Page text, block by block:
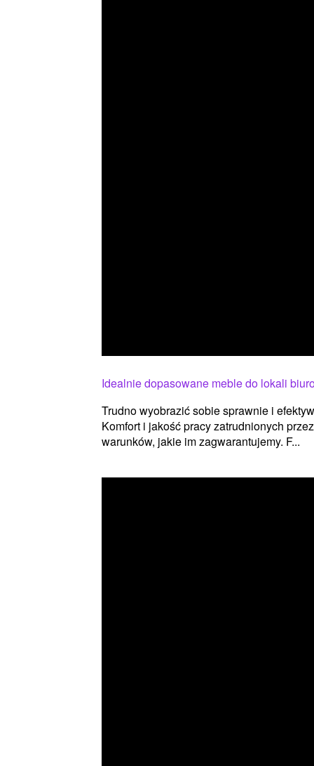
Idealnie dopasowane meble do lokali
Trudno wyobrazić sobie sprawnie i
Komfort i jakość pracy zatrudnionych
warunków, jakie im zagwarantujemy. F...